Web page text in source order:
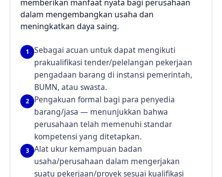
memberikan manfaat nyata bagi perusahaan
dalam mengembangkan usaha dan
meningkatkan daya saing.
1
Sebagai acuan untuk dapat mengikuti
prakualifikasi tender/pelelangan pekerjaan
pengadaan barang di instansi pemerintah,
BUMN, atau swasta.
2
Pengakuan formal bagi para penyedia
barang/jasa — menunjukkan bahwa
perusahaan telah memenuhi standar
kompetensi yang ditetapkan.
3
Alat ukur kemampuan badan
usaha/perusahaan dalam mengerjakan
suatu pekerjaan/proyek sesuai kualifikasi